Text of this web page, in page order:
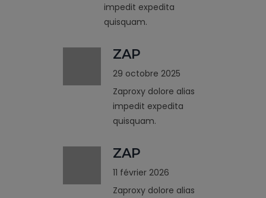
impedit expedita
quisquam.
ZAP
29 octobre 2025
Zaproxy dolore alias
impedit expedita
quisquam.
ZAP
11 février 2026
Zaproxy dolore alias